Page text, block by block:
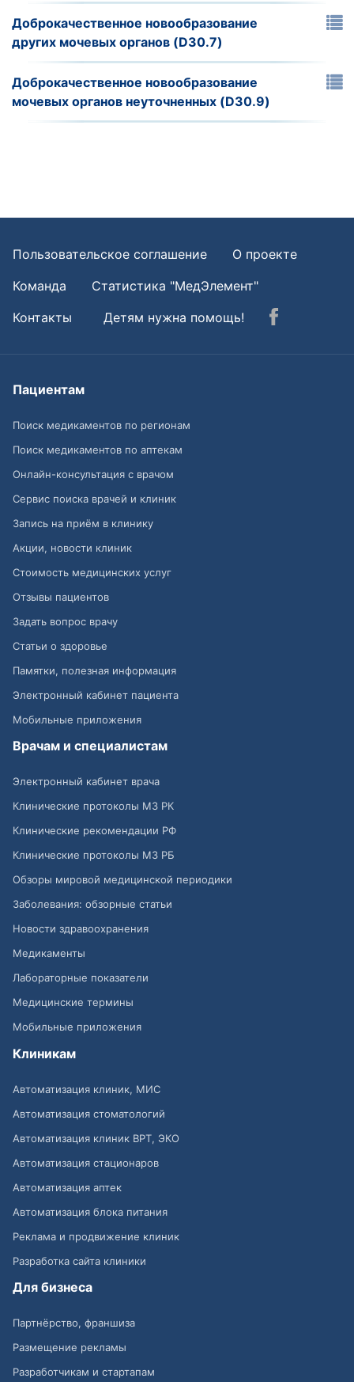
Доброкачественное новообразование
других мочевых органов (D30.7)
Доброкачественное новообразование
мочевых органов неуточненных (D30.9)
Пользовательское соглашение
О проекте
Команда
Статистика "МедЭлемент"
Контакты
Детям нужна помощь!
Пациентам
Поиск медикаментов по регионам
Поиск медикаментов по аптекам
Онлайн-консультация с врачом
Сервис поиска врачей и клиник
Запись на приём в клинику
Акции, новости клиник
Стоимость медицинских услуг
Отзывы пациентов
Задать вопрос врачу
Статьи о здоровье
Памятки, полезная информация
Электронный кабинет пациента
Мобильные приложения
Врачам и специалистам
Электронный кабинет врача
Клинические протоколы МЗ РК
Клинические рекомендации РФ
Клинические протоколы МЗ РБ
Обзоры мировой медицинской периодики
Заболевания: обзорные статьи
Новости здравоохранения
Медикаменты
Лабораторные показатели
Медицинские термины
Мобильные приложения
Клиникам
Автоматизация клиник, МИС
Автоматизация стоматологий
Автоматизация клиник ВРТ, ЭКО
Автоматизация стационаров
Автоматизация аптек
Автоматизация блока питания
Реклама и продвижение клиник
Разработка сайта клиники
Для бизнеса
Партнёрство, франшиза
Размещение рекламы
Разработчикам и стартапам